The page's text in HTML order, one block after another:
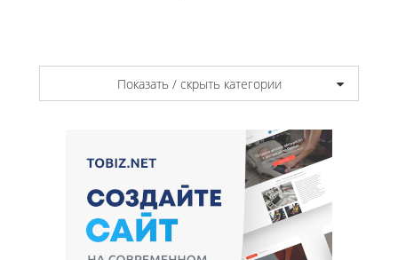
Показать / скрыть категории